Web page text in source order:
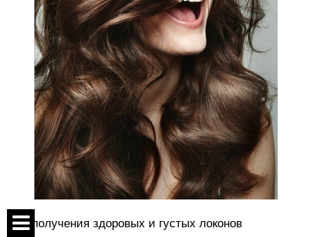
Для получения здоровых и густых локонов